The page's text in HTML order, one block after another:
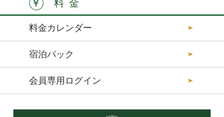
料金
料金カレンダー
宿泊パック
会員専用ログイン